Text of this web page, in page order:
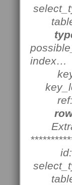
index…
key:
ref:
Extra:
id: